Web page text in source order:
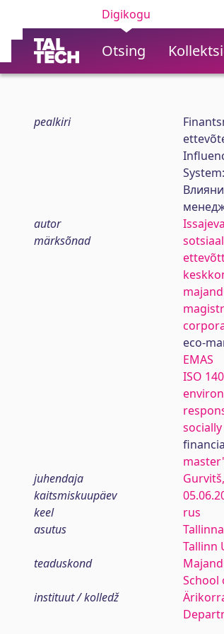
Digikogu
Otsing
pealkiri
autor
märksõnad
eco-
EMAS
ISO
juhendaja
kaitsmiskuupäev
keel
rus
asutus
Tallinn
teaduskond
School
instituut / kolledž